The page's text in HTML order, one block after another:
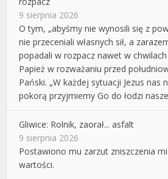
9 sierpnia 2026
O tym, „abyśmy nie wynosili się z
nie przeceniali własnych sił, a
popadali w rozpacz nawet w
Papież w rozważaniu przed
Pański. „W każdej sytuacji Jezus nas
pokorą przyjmiemy Go do łodzi
Gliwice: Rolnik, zaorał... asfalt
9 sierpnia 2026
Postawiono mu zarzut zniszczenia
wartości.